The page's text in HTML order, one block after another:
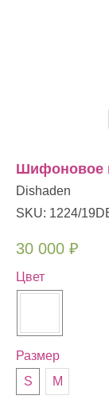
Шифоновое
Dishaden
SKU: 1224/
30 000 ₽
Цвет
Размер
S
M